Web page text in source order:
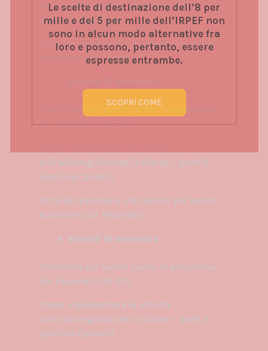
scuola dell’infanzia (prof. Cornoldi e
dott.ssa Capodieci)
Attività operative e indicazioni per lavoro
autonomo (dr. Fazzolari)
(dr. Fazzolari) (15-20’)
sull’autoregolazione in classe – parte 2
(prof.ssa Carretti)
Attività operative e indicazioni per lavoro
autonomo (dr. Fazzolari)
Venerdì 19 novembre
Confronto sul lavoro svolto in autonomia
(dr. Fazzolari) (15-20’)
Come implementare le attività
sull’autoregolazione in classe – parte 2
(prof.ssa Carretti)
Le scelte di destinazione dell’8 per
mille e del 5 per mille dell’IRPEF non
sono in alcun modo alternative fra
loro e possono, pertanto, essere
espresse entrambe.
SCOPRI COME